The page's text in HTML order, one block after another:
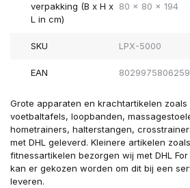
verpakking (B x H x
L in cm)
80 x 80 x 194
SKU LPX-5000
EAN 8029975806259
Grote apparaten en krachtartikelen zoals
voetbaltafels, loopbanden,
hometrainers, halterstangen,
met DHL geleverd. Kleinere artikelen
fitnessartikelen bezorgen wij met DHL
kan er gekozen worden om dit bij een
leveren.